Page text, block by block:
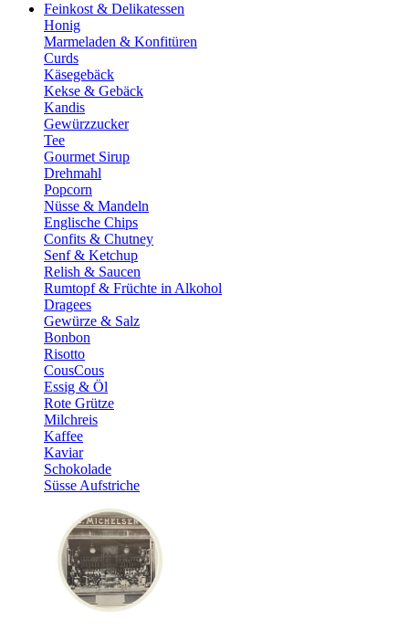
Feinkost & Delikatessen
Honig
Marmeladen & Konfitüren
Curds
Käsegebäck
Kekse & Gebäck
Kandis
Gewürzzucker
Tee
Gourmet Sirup
Drehmahl
Popcorn
Nüsse & Mandeln
Englische Chips
Confits & Chutney
Senf & Ketchup
Relish & Saucen
Rumtopf & Früchte in Alkohol
Dragees
Gewürze & Salz
Bonbon
Risotto
CousCous
Essig & Öl
Rote Grütze
Milchreis
Kaffee
Kaviar
Schokolade
Süsse Aufstriche